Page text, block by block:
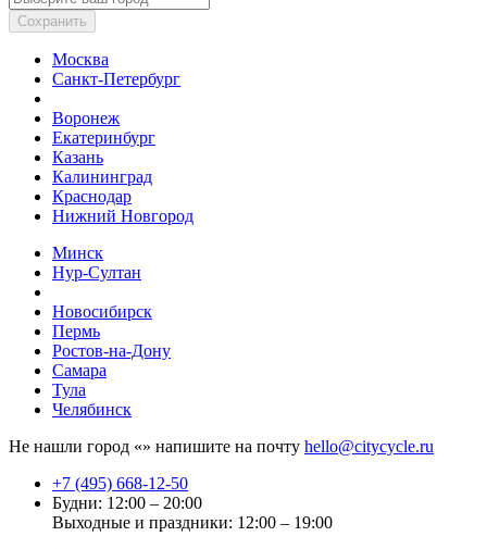
Сохранить
Москва
Санкт-Петербург
Воронеж
Екатеринбург
Казань
Калининград
Краснодар
Нижний Новгород
Минск
Нур-Султан
Новосибирск
Пермь
Ростов-на-Дону
Самара
Тула
Челябинск
Не нашли город «» напишите на почту hello@citycycle.ru
+7 (495) 668-12-50
Будни: 12:00 – 20:00
Выходные и праздники: 12:00 – 19:00